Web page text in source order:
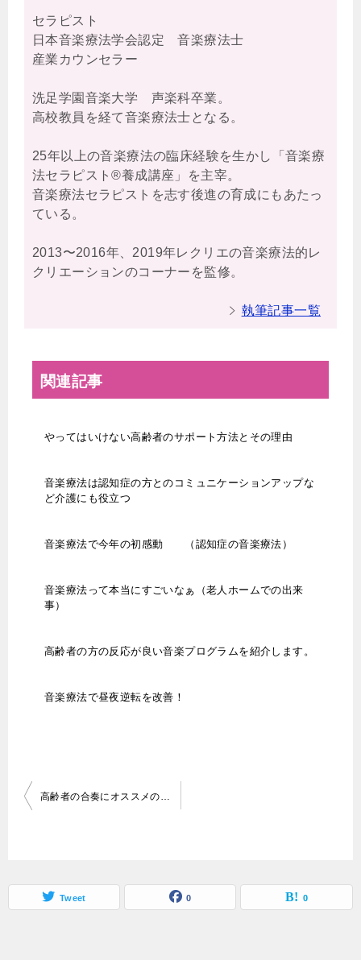
セラピスト
日本音楽療法学会認定 音楽療法士
産業カウンセラー
洗足学園音楽大学 声楽科卒業。
高校教員を経て音楽療法士となる。
25年以上の音楽療法の臨床経験を生かし「音楽療
法セラピスト®養成講座」を主宰。
音楽療法セラピストを志す後進の育成にもあたっ
ている。
2013〜2016年、2019年レクリエの音楽療法的レ
クリエーションのコーナーを監修。
執筆記事一覧
関連記事
やってはいけない高齢者のサポート方法とその理由
音楽療法は認知症の方とのコミュニケーションアップな
ど介護にも役立つ
音楽療法で今年の初感動 （認知症の音楽療法）
音楽療法って本当にすごいなぁ（老人ホームでの出来
事）
高齢者の方の反応が良い音楽プログラムを紹介します。
音楽療法で昼夜逆転を改善！
投
高齢者の合奏にオススメの曲とその活用方法
Tweet 0 0